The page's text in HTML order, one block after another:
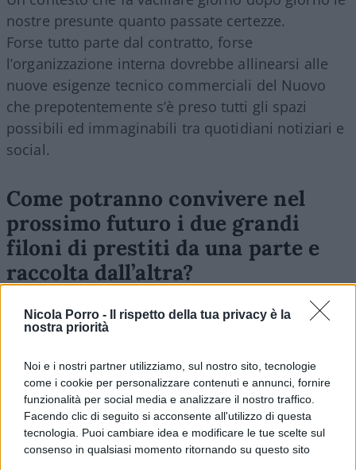
Nicola Porro -
Il rispetto della tua privacy è la
nostra priorità
Noi e i nostri partner utilizziamo, sul nostro sito, tecnologie
come i cookie per personalizzare contenuti e annunci, fornire
funzionalità per social media e analizzare il nostro traffico.
Facendo clic di seguito si acconsente all'utilizzo di questa
tecnologia. Puoi cambiare idea e modificare le tue scelte sul
consenso in qualsiasi momento ritornando su questo sito
nostre presunte quanto passate certezze.
Forse tutto parte dal contratto, forse
l’organizzazione interna dovrebbe allinearsi alle
nuove esigenze tecnico commerciali del Nuovo
che prepotentemente s’è preso tutti gli spazi
possibili ed immaginabili tra quotidiani notiziari e
social.
Come potranno convivere nel
prossimo futuro i due grandi
filoni di prestiti da una parte e
raccolta dall’altra?
Il secondo sembra trovare facile collocazione
nella consulenza sotto le mentite spoglie di
Il primo dovrà giocoforza venire ristrutturato,
riprogrammato.. reinventato.